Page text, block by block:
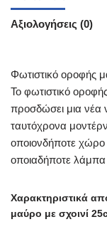
Αξιολογήσεις (0)
Φωτιστικό οροφής
Το φωτιστικό
προσδώσει μια νέα
ταυτόχρονα
οποιονδήποτε χώρο
οποιαδήποτε λάμπα
Χαρακτηριστικά
μαύρο με σχοινί